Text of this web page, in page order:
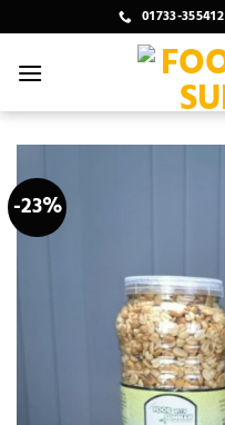
to
content
01733-355412
-23%